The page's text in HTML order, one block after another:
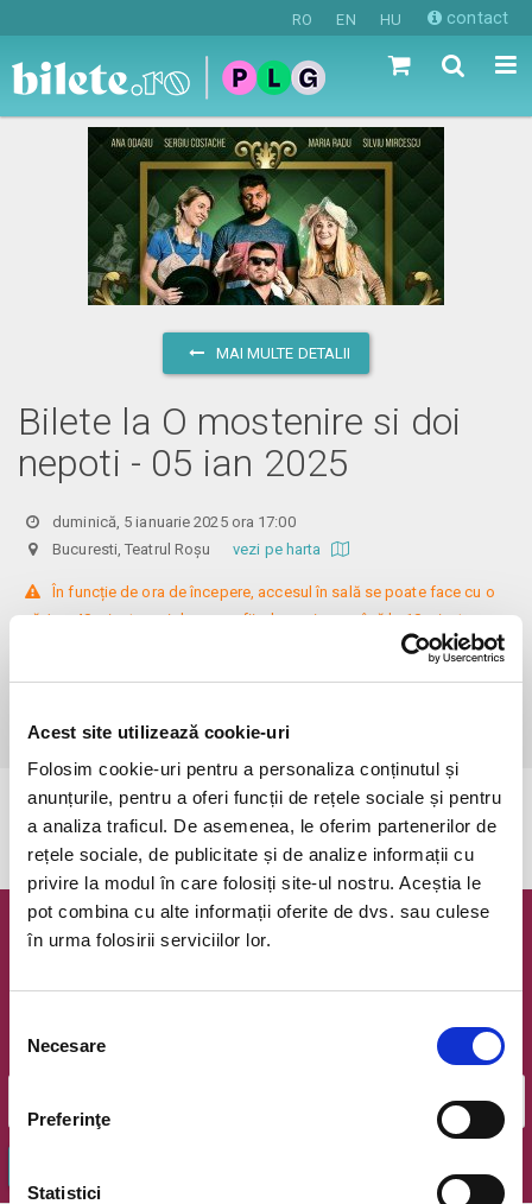
Acest site utilizează cookie-uri
Folosim cookie-uri pentru a personaliza conținutul și
anunțurile, pentru a oferi funcții de rețele sociale și pentru
a analiza traficul. De asemenea, le oferim partenerilor de
rețele sociale, de publicitate și de analize informații cu
privire la modul în care folosiți site-ul nostru. Aceștia le
pot combina cu alte informații oferite de dvs. sau culese
în urma folosirii serviciilor lor.
consimțământului
Necesare
Preferinţe
Statistici
RO EN HU contact
MAI MULTE DETALII
Bilete la O mostenire si doi
nepoti - 05 ian 2025
duminică, 5 ianuarie 2025 ora 17:00
Bucuresti, Teatrul Roșu vezi pe harta
În funcție de ora de începere, accesul în sală se poate face cu o
oră / cu 40 minute mai devreme, fiind permis cu până la 10 minute
înainte de spectacol. Așezarea se realizează la mese de 2 (nr. limitat), 3
Informații suplimentare, la nr. de telefon 0773 825 249.
Evenimentul a expirat.
Newsletter @ Bilete.ro
Email